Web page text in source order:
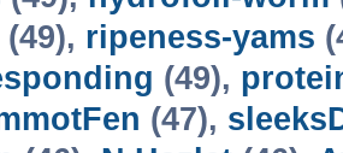
(49), ripeness-yams
(49),
(47),